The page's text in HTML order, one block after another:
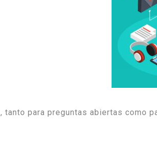
tanto para preguntas abiertas como